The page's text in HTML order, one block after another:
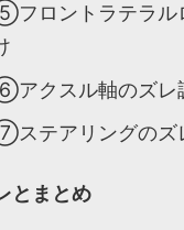
ロントラテラル
アクスル軸のズレ
ステアリングのズ
とまとめ